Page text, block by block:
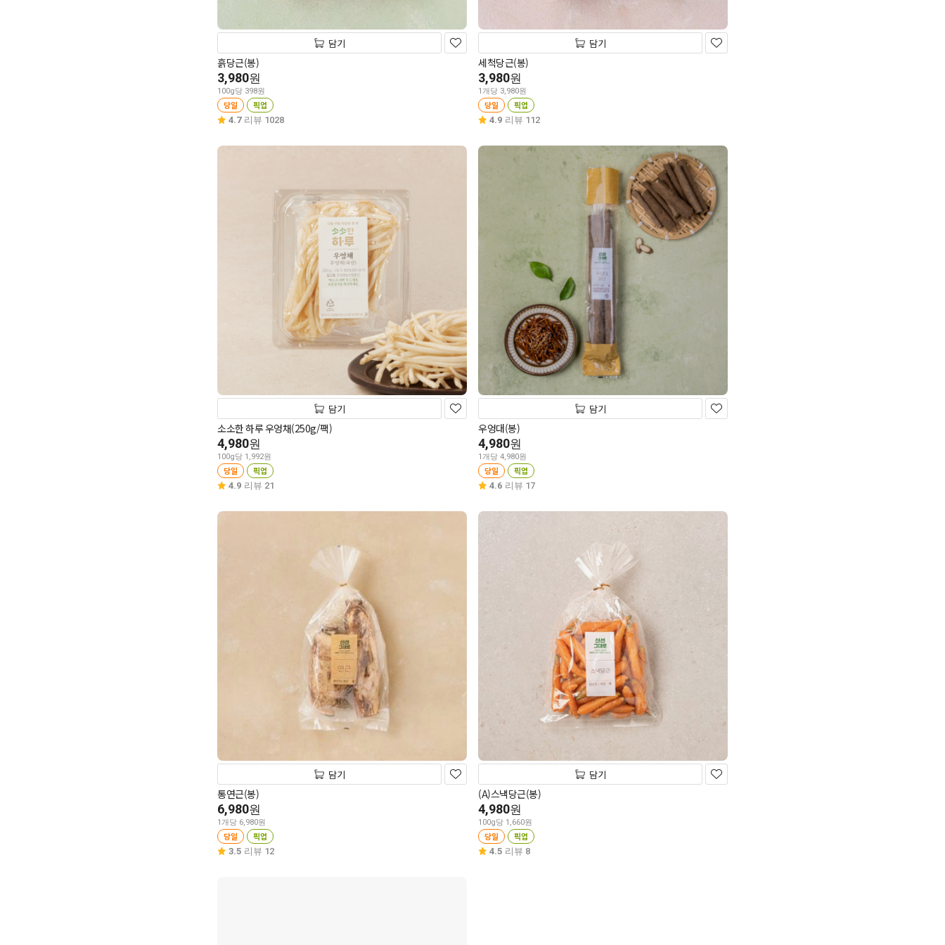
담기
흙당근(봉)
3,980원
100g당 398원
당일 픽업
4.7 리뷰 1028
담기
세척당근(봉)
3,980원
1개당 3,980원
당일 픽업
4.9 리뷰 112
담기
소소한 하루 우엉채(250g/팩)
4,980원
100g당 1,992원
당일 픽업
4.9 리뷰 21
담기
우엉대(봉)
4,980원
1개당 4,980원
당일 픽업
4.6 리뷰 17
담기
통연근(봉)
6,980원
1개당 6,980원
당일 픽업
3.5 리뷰 12
담기
(A)스낵당근(봉)
4,980원
100g당 1,660원
당일 픽업
4.5 리뷰 8